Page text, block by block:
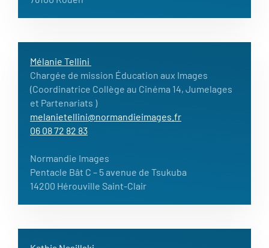
Mélanie Tellini
Chargée de mission Éducation aux Images
(Coordinatrice Collège au Cinéma 14, Jumelages
et Partenariats )
melanietellini@normandieimages.fr
06 08 72 82 83
Normandie Images
Pentacle Bât C – 5 avenue de Tsukuba
14200 Hérouville Saint-Clair